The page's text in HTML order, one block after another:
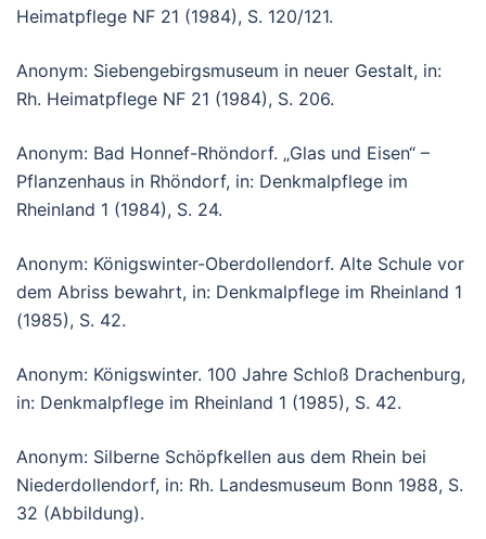
Heimatpflege NF 21 (1984), S. 120/121.
Anonym: Siebengebirgsmuseum in neuer Gestalt, in:
Rh. Heimatpflege NF 21 (1984), S. 206.
Anonym: Bad Honnef-Rhöndorf. „Glas und Eisen“ –
Pflanzenhaus in Rhöndorf, in: Denkmalpflege im
Rheinland 1 (1984), S. 24.
Anonym: Königswinter-Oberdollendorf. Alte Schule vor
dem Abriss bewahrt, in: Denkmalpflege im Rheinland 1
(1985), S. 42.
Anonym: Königswinter. 100 Jahre Schloß Drachenburg,
in: Denkmalpflege im Rheinland 1 (1985), S. 42.
Anonym: Silberne Schöpfkellen aus dem Rhein bei
Niederdollendorf, in: Rh. Landesmuseum Bonn 1988, S.
32 (Abbildung).